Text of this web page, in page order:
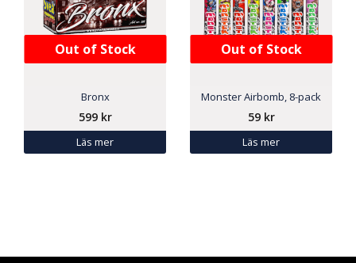
Out of Stock
Bronx
599 kr
Läs mer
Out of Stock
Monster Airbomb, 8-pack
59 kr
Läs mer